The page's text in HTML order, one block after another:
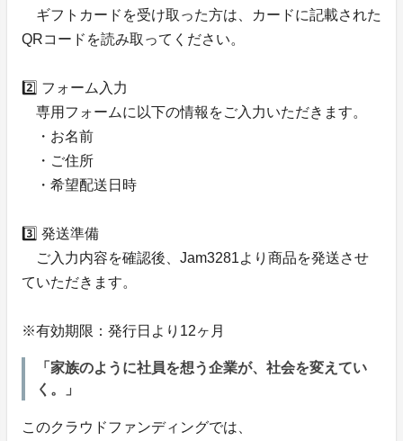
ギフトカードを受け取った方は、カードに記載された
QRコードを読み取ってください。
2️⃣ フォーム入力
専用フォームに以下の情報をご入力いただきます。
・お名前
・ご住所
・希望配送日時
3️⃣ 発送準備
ご入力内容を確認後、Jam3281より商品を発送させ
ていただきます。
※有効期限：発行日より12ヶ月
「家族のように社員を想う企業が、社会を変えてい
く。」
このクラウドファンディングでは、